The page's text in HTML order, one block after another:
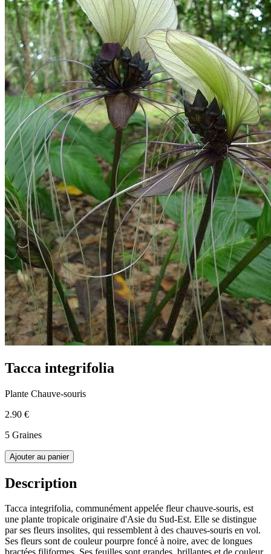
Tacca integrifolia
Plante Chauve-souris
2.90 €
5 Graines
Ajouter au panier
Description
Tacca integrifolia, communément appelée fleur chauve-souris, est
une plante tropicale originaire d'Asie du Sud-Est. Elle se distingue
par ses fleurs insolites, qui ressemblent à des chauves-souris en vol.
Ses fleurs sont de couleur pourpre foncé à noire, avec de longues